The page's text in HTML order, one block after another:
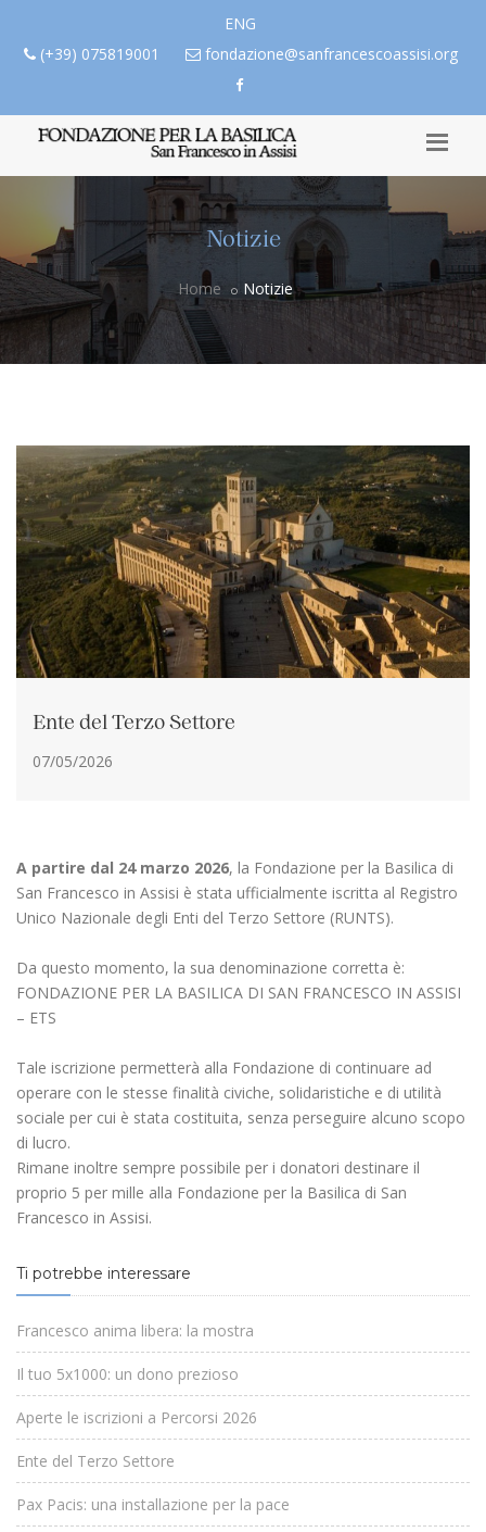
ENG
(+39) 075819001
fondazione@sanfrancescoassisi.org
Notizie
Home Notizie
Ente del Terzo Settore
07/05/2026
A partire dal 24 marzo 2026, la Fondazione per la Basilica di
San Francesco in Assisi è stata ufficialmente iscritta al Registro
Unico Nazionale degli Enti del Terzo Settore (RUNTS).
Da questo momento, la sua denominazione corretta è:
FONDAZIONE PER LA BASILICA DI SAN FRANCESCO IN ASSISI
– ETS
Tale iscrizione permetterà alla Fondazione di continuare ad
operare con le stesse finalità civiche, solidaristiche e di utilità
sociale per cui è stata costituita, senza perseguire alcuno scopo
di lucro.
Rimane inoltre sempre possibile per i donatori destinare il
proprio 5 per mille alla Fondazione per la Basilica di San
Francesco in Assisi.
Ti potrebbe interessare
Francesco anima libera: la mostra
Il tuo 5x1000: un dono prezioso
Aperte le iscrizioni a Percorsi 2026
Ente del Terzo Settore
Pax Pacis: una installazione per la pace